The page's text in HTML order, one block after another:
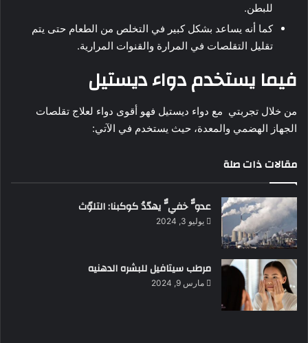
للبطن.
كما أنه يساعد بشكل كبير في التخلص من الطعام حتى يتم
تقليل التقلصات في المرارة والقنوات المرارية.
فيما يستخدم دواء ديستيل
من خلال تجربتي مع دواء ديستيل فهو أقوى دواء لعلاج تقلصات
الجهاز الهضمي والمعدة، حيث يستخدم في الآتي:
مقالات ذات صلة
عدوٌّ خفيٌّ يهدّدُ كوكبنا: التلوّث
يوليو 3, 2024
مرطب سيتافيل للبشره الدهنيه
مارس 9, 2024